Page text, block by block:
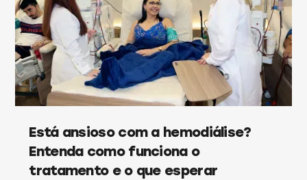
Está ansioso com a hemodiálise?
Entenda como funciona o
tratamento e o que esperar